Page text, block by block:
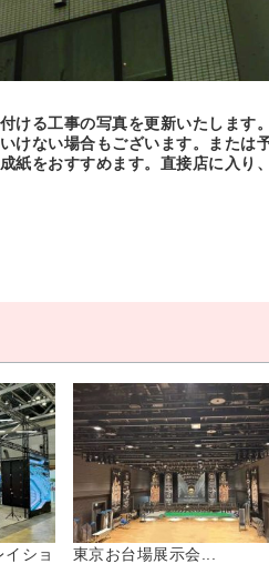
ける工事の写真を更新いたします
けない場合もございます。または
紙をおすすめます。直接店に入り
ショ
東京お台場展示会...